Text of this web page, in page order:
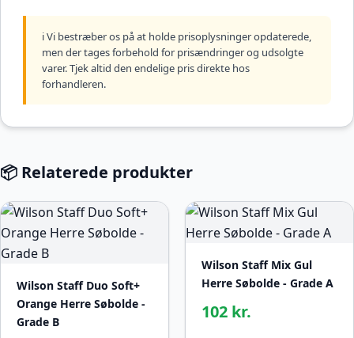
ℹ️ Vi bestræber os på at holde prisoplysninger opdaterede,
men der tages forbehold for prisændringer og udsolgte
varer. Tjek altid den endelige pris direkte hos
forhandleren.
📦 Relaterede produkter
Wilson Staff Duo Soft+
Orange Herre Søbolde -
Grade B
Wilson Staff Mix Gul
Herre Søbolde - Grade A
102 kr.